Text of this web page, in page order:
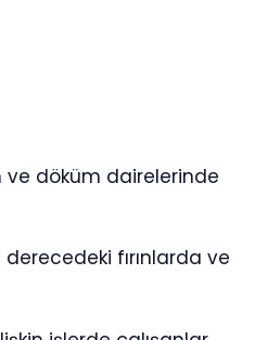
ve döküm dairelerinde
fırınlarda ve